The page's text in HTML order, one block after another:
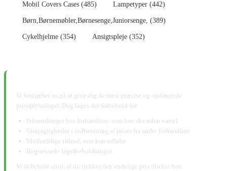
Mobil Covers Cases (485) Lampetyper (442)
Børn,Børnemøbler,Børnesenge,Juniorsenge, (389)
Cykelhjelme (354) Ansigtspleje (352)
Vi bestræber os på at give dig de mest præcise og opdaterede
prisoplysninger. Dog tages der forbehold for:
Prisændringer hos forhandlere, som kan ske uden varsel
Unøjagtigheder i indhentning af priser fra andre forhandlere
Midlertidige tilbud, som kan udløbe
Begrænsede lagerbeholdninger
Vi anbefaler altid, at du tjekker den endelige pris direkte hos